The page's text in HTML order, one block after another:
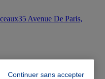
35 Avenue De Paris,
Continuer sans accepter